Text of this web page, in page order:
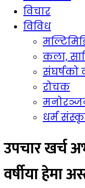
विचार
विविध
कला,
संघर्षको
रोचक
धर्म
उपचार खर्च
वर्षीया हेमा